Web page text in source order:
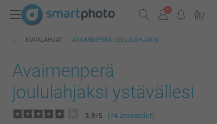
KUVALAHJAT AVAIMENPERÄ JOULULAHJAKSI
Avaimenperä
joululahjaksi ystävällesi
3.9/5 (74 arvostelut)